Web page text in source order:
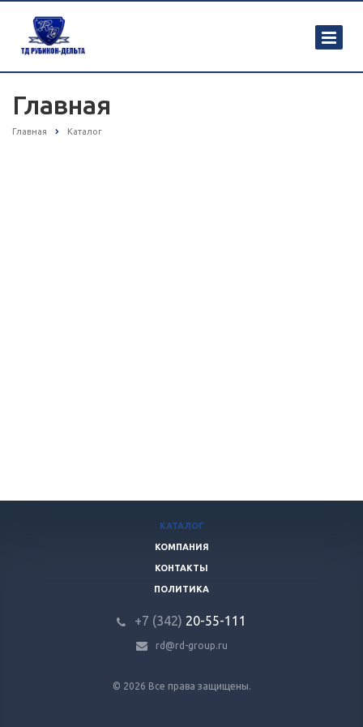
Главная
Главная Каталог
© 2026 Все права защищены.
КАТАЛОГ
КОМПАНИЯ
КОНТАКТЫ
ПОЛИТИКА
+7 (342) 20-55-111
rd@rd-group.ru